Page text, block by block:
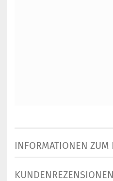
INFORMATIONEN ZUM
KUNDENREZENSIONEN